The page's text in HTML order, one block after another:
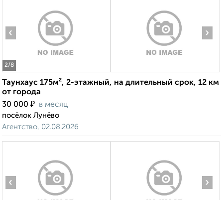
2/8
‹ ›
Таунхаус 175м², 2-этажный, на длительный срок, 12 км
от города
30 000 ₽ в месяц
посёлок Лунёво
Агентство, 02.08.2026
‹ ›